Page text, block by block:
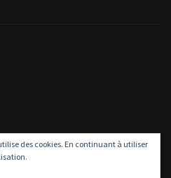
des cookies. En continuant à utiliser